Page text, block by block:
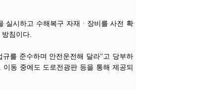
실시하고 수해복구 자재ㆍ장비를 사전 확
침이다.
를 준수하며 안전운전해 달라"고 당부하
동 중에도 도로전광판 등을 통해 제공되